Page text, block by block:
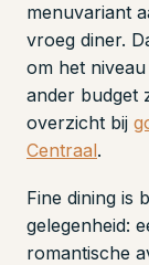
menuvariant
vroeg diner.
om het
ander budget
overzicht bij
Centraal.
Fine dining is
gelegenheid:
romantische